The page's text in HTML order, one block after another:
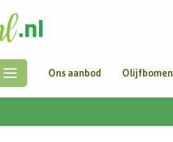
Ons aanbod Olijfbomen